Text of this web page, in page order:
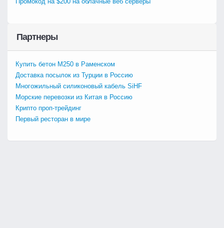
Партнеры
Купить бетон М250 в Раменском
Доставка посылок из Турции в Россию
Многожильный силиконовый кабель SiHF
Морские перевозки из Китая в Россию
Крипто проп-трейдинг
Первый ресторан в мире